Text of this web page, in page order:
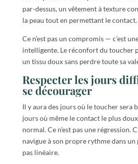
par-dessus, un vêtement à texture
la peau tout en permettant le contact.
Ce n’est pas un compromis — c’est
intelligente. Le réconfort du toucher
un tissu doux sans perdre toute sa
Respecter les jours
se décourager
Il y aura des jours où le toucher sera
jours où même le contact le plus doux
normal. Ce n’est pas une régression.
navigue à son propre rythme dans un
pas linéaire.